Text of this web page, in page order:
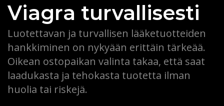
Viagra turvallisesti
Luotettavan ja turvallisen lääketuotteiden
hankkiminen on nykyään erittäin tärkeää.
Oikean ostopaikan valinta takaa, että saat
laadukasta ja tehokasta tuotetta ilman
huolia tai riskejä.